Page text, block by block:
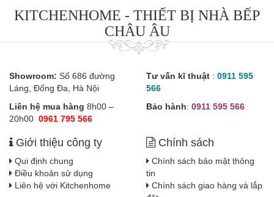
KITCHENHOME - THIẾT BỊ NHÀ BẾP
CHÂU ÂU
Showroom: Số 686 đường
Láng, Đống Đa, Hà Nội
Liên hệ mua hàng 8h00 –
20h00 0961 795 566
Tư vấn kĩ thuật : 0911 595
566
Bảo hành: 0911 595 566
Giới thiệu công ty
Qui định chung
Điều khoản sử dụng
Liên hệ với Kitchenhome
Chính sách
Chính sách bảo mật thông
tin
Chính sách giao hàng và lắp